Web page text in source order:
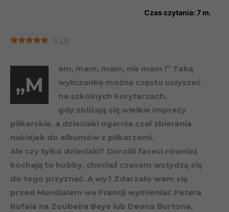
Czas czytania: 7 m.
5 (2)
„M
am, mam, mam, nie mam !” Taką
wyliczankę można często usłyszeć
na szkolnych korytarzach,
gdy zbliżają się wielkie imprezy
piłkarskie, a dzieciaki ogarnia szał zbierania
naklejek do albumów z piłkarzami.
Ale czy tylko dzieciaki? Dorośli faceci również
kochają to hobby, chociaż czasem wstydzą się
do tego przyznać. A wy? Zdarzało wam się
przed Mundialem we Francji wymieniać Petera
Rufaia na Zoubeira Beye lub Deona Burtona,